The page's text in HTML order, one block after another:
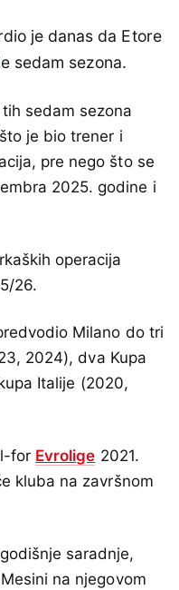
je danas da Etore
sedam sezona.
sedam sezona
je bio trener i
pre nego što se
2025. godine i
operacija
26.
Milano do tri
2024), dva Kupa
Italije (2020,
for Evrolige 2021.
kluba na završnom
saradnje,
na njegovom